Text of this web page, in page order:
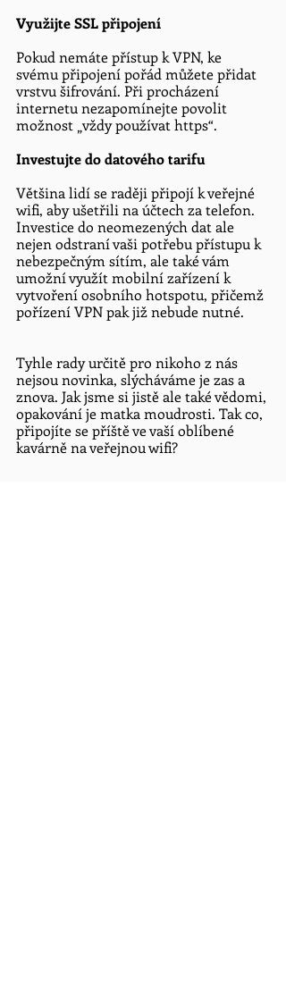
Využijte SSL připojení
Pokud nemáte přístup k VPN, ke
svému připojení pořád můžete přidat
vrstvu šifrování. Při procházení
internetu nezapomínejte povolit
možnost „vždy používat https“.
Investujte do datového tarifu
Většina lidí se raději připojí k veřejné
wifi, aby ušetřili na účtech za telefon.
Investice do neomezených dat ale
nejen odstraní vaši potřebu přístupu k
nebezpečným sítím, ale také vám
umožní využít mobilní zařízení k
vytvoření osobního hotspotu, přičemž
pořízení VPN pak již nebude nutné.
Tyhle rady určitě pro nikoho z nás
nejsou novinka, slýcháváme je zas a
znova. Jak jsme si jistě ale také vědomi,
opakování je matka moudrosti. Tak co,
připojíte se příště ve vaší oblíbené
kavárně na veřejnou wifi?